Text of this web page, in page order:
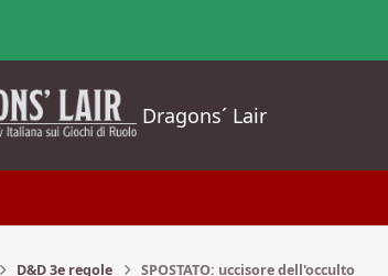
Dragons´ Lair
D&D 3e regole SPOSTATO: uccisore dell'occulto